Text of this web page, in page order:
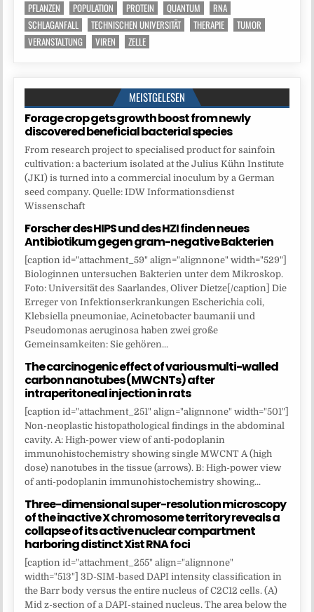
PFLANZEN
POPULATION PROTEIN QUANTUM
RNA
SCHLAGANFALL
TECHNISCHEN UNIVERSITÄT THERAPIE
TUMOR
VERANSTALTUNG
VIREN ZELLE
MEISTGELESEN
Forage crop gets growth boost from newly
discovered beneficial bacterial species
From research project to specialised product for sainfoin
cultivation: a bacterium isolated at the Julius Kühn Institute
(JKI) is turned into a commercial inoculum by a German
seed company. Quelle: IDW Informationsdienst
Wissenschaft
Forscher des HIPS und des HZI finden neues
Antibiotikum gegen gram-negative Bakterien
[caption id="attachment_59" align="alignnone" width="529"]
Biologinnen untersuchen Bakterien unter dem Mikroskop.
Foto: Universität des Saarlandes, Oliver Dietze[/caption] Die
Erreger von Infektionserkrankungen Escherichia coli,
Klebsiella pneumoniae, Acinetobacter baumanii und
Pseudomonas aeruginosa haben zwei große
Gemeinsamkeiten: Sie gehören...
The carcinogenic effect of various multi-walled
carbon nanotubes (MWCNTs) after
intraperitoneal injection in rats
[caption id="attachment_251" align="alignnone" width="501"]
Non-neoplastic histopathological findings in the abdominal
cavity. A: High-power view of anti-podoplanin
immunohistochemistry showing single MWCNT A (high
dose) nanotubes in the tissue (arrows). B: High-power view
of anti-podoplanin immunohistochemistry showing...
Three-dimensional super-resolution microscopy
of the inactive X chromosome territory reveals a
collapse of its active nuclear compartment
harboring distinct Xist RNA foci
[caption id="attachment_255" align="alignnone"
width="513"] 3D-SIM-based DAPI intensity classification in
the Barr body versus the entire nucleus of C2C12 cells. (A)
Mid z-section of a DAPI-stained nucleus. The area below the